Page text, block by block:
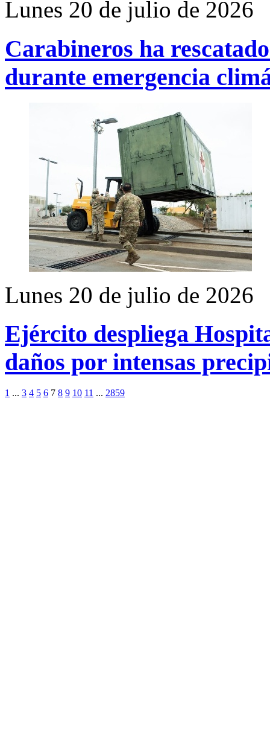
Lunes 20 de julio de 2026
Carabineros ha
durante emergencia
Lunes 20 de julio de 2026
Ejército despliega
daños por intensas
1 ... 3 4 5 6 7 8 9 10 11 ... 2859